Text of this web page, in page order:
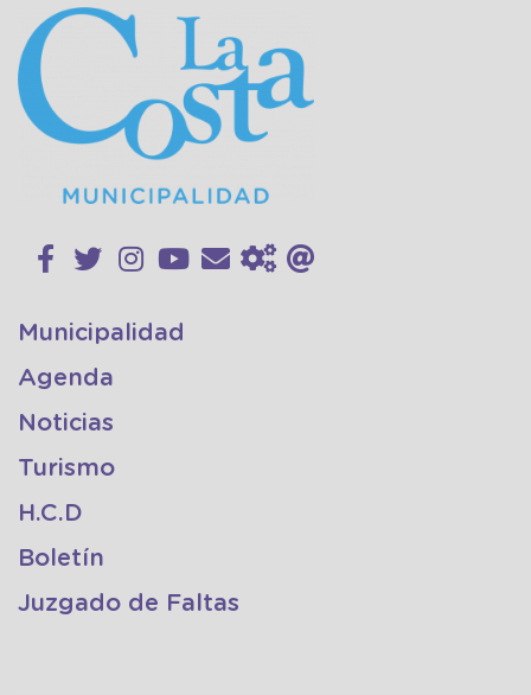
Municipalidad
Agenda
Noticias
Turismo
H.C.D
Boletín
Juzgado de Faltas